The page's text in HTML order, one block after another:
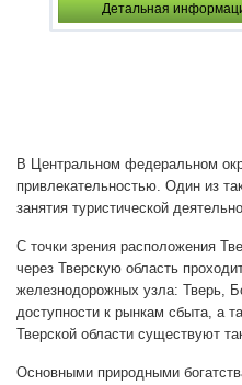
Детальная
В Центральном федеральном
привлекательностью. Один из
занятия туристической
С точки зрения расположения
через Тверскую область
железнодорожных узла: Тверь,
доступности к рынкам сбыта, а
Тверской области существуют
Основными природными